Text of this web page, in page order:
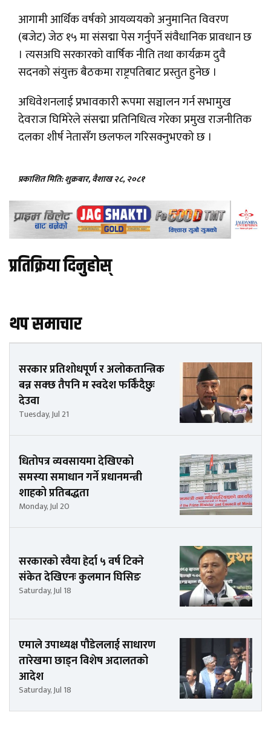
आगामी आर्थिक वर्षको आयव्ययको अनुमानित विवरण
(बजेट) जेठ १५ मा संसद्मा पेस गर्नुपर्ने संवैधानिक प्रावधान छ
। त्यसअघि सरकारको वार्षिक नीति तथा कार्यक्रम दुवै
सदनको संयुक्त बैठकमा राष्ट्रपतिबाट प्रस्तुत हुनेछ ।
अधिवेशनलाई प्रभावकारी रूपमा सञ्चालन गर्न सभामुख
देवराज घिमिरेले संसद्मा प्रतिनिधित्व गरेका प्रमुख राजनीतिक
दलका शीर्ष नेतासँग छलफल गरिसक्नुभएको छ ।
प्रकाशित मिति: शुक्रबार, वैशाख २८, २०८१
प्रतिक्रिया दिनुहोस्
थप समाचार
सरकार प्रतिशोधपूर्ण र अलोकतान्त्रिक
बन्न सक्छ तैपनि म स्वदेश फर्किँदैछुः
देउवा
Tuesday, Jul 21
धितोपत्र व्यवसायमा देखिएको
समस्या समाधान गर्ने प्रधानमन्त्री
शाहको प्रतिबद्धता
Monday, Jul 20
सरकारको रवैया हेर्दा ५ वर्ष टिक्ने
संकेत देखिएनः कुलमान घिसिङ
Saturday, Jul 18
एमाले उपाध्यक्ष पौडेललाई साधारण
तारेखमा छाड्न विशेष अदालतको
आदेश
Saturday, Jul 18